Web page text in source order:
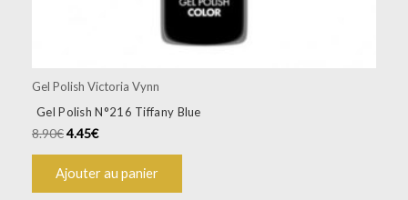
Gel Polish Victoria Vynn
Gel Polish N°216 Tiffany Blue
8.90€4.45€
Ajouter au panier